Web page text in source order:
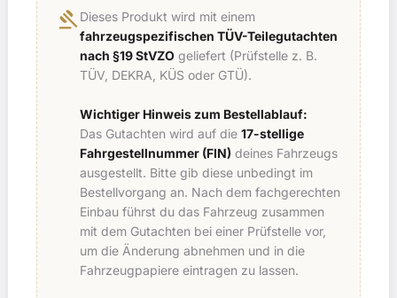
gavel Dieses Produkt wird mit einem
fahrzeugspezifischen TÜV-Teilegutachten
nach §19 StVZO geliefert (Prüfstelle z. B.
TÜV, DEKRA, KÜS oder GTÜ).
Wichtiger Hinweis zum Bestellablauf:
Das Gutachten wird auf die 17-stellige
Fahrgestellnummer (FIN) deines Fahrzeugs
ausgestellt. Bitte gib diese unbedingt im
Bestellvorgang an. Nach dem fachgerechten
Einbau führst du das Fahrzeug zusammen
mit dem Gutachten bei einer Prüfstelle vor,
um die Änderung abnehmen und in die
Fahrzeugpapiere eintragen zu lassen.